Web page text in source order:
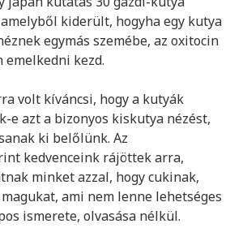
kiderült, hogyha egy kutya
egymás szemébe, az oxitocin
kezd.
volt kíváncsi, hogy a kutyák
e azt a bizonyos kiskutya nézést,
ki belőlünk. Az
kedvenceink rájöttek arra,
minket azzal, hogy cukinak,
ami nem lenne lehetséges
ismerete, olvasása nélkül.